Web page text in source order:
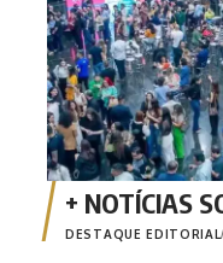
DESTAQUE EDITORIAL